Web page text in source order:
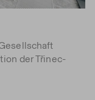
der Třinec-